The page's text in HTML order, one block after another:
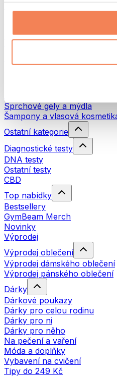
Turistika
Red Light Therapy
Vodní filtry a konvice
Sprchové gely a mýdla
Šampony a vlasová
Ostatní kategorie
Diagnostické testy
DNA testy
Ostatní testy
CBD
Top nabídky
Bestsellery
GymBeam Merch
Novinky
Výprodej
Výprodej oblečení
Výprodej dámského oblečení
Výprodej pánského oblečení
Dárky
Dárkové poukazy
Dárky pro celou rodinu
Dárky pro ni
Dárky pro něho
Na pečení a vaření
Móda a doplňky
Vybavení na cvičení
Tipy do 249 Kč